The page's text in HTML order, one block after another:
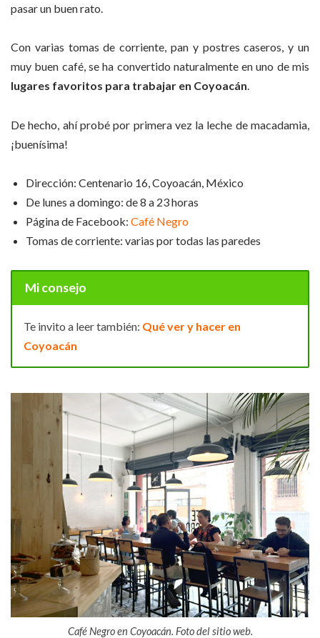
pasar un buen rato.
Con varias tomas de corriente, pan y postres caseros, y un
muy buen café, se ha convertido naturalmente en uno de mis
lugares favoritos para trabajar en Coyoacán.
De hecho, ahí probé por primera vez la leche de macadamia,
¡buenísima!
Dirección: Centenario 16, Coyoacán, México
De lunes a domingo: de 8 a 23 horas
Página de Facebook: Café Negro
Tomas de corriente: varias por todas las paredes
Mi consejo
Te invito a leer también: Qué ver y hacer en
Coyoacán
Café Negro en Coyoacán. Foto del sitio web.